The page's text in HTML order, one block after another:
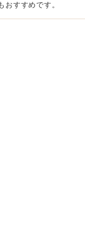
おすすめです。